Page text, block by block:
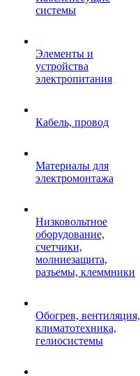
системы
Элементы и
устройства
электропитания
Кабель, провод
Материалы для
электромонтажа
Низковольтное
оборудование,
счетчики,
молниезащита,
разъемы, клеммники
Обогрев, вентиляция,
климатотехника,
гелиосистемы